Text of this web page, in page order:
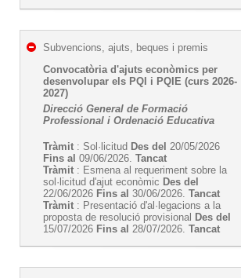
Subvencions, ajuts, beques i premis
Convocatòria d'ajuts econòmics per
desenvolupar els PQI i PQIE (curs 2026-
2027)
Direcció General de Formació
Professional i Ordenació Educativa
Tràmit : Sol·licitud Des del 20/05/2026
Fins al 09/06/2026. Tancat
Tràmit : Esmena al requeriment sobre la
sol·licitud d'ajut econòmic Des del
22/06/2026 Fins al 30/06/2026. Tancat
Tràmit : Presentació d'al·legacions a la
proposta de resolució provisional Des del
15/07/2026 Fins al 28/07/2026. Tancat